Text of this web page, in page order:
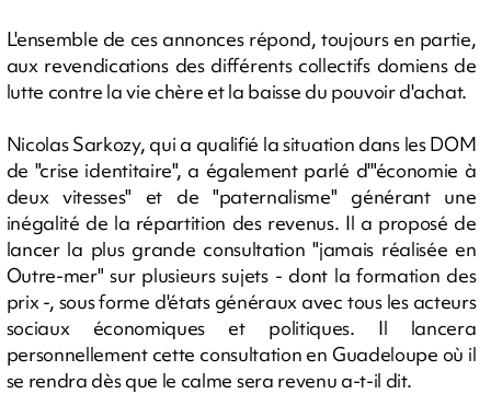
L'ensemble de ces annonces répond, toujours en partie,
aux revendications des différents collectifs domiens de
lutte contre la vie chère et la baisse du pouvoir d'achat.
Nicolas Sarkozy, qui a qualifié la situation dans les DOM
de "crise identitaire", a également parlé d'"économie à
deux vitesses" et de "paternalisme" générant une
inégalité de la répartition des revenus. Il a proposé de
lancer la plus grande consultation "jamais réalisée en
Outre-mer" sur plusieurs sujets - dont la formation des
prix -, sous forme d'états généraux avec tous les acteurs
sociaux économiques et politiques. Il lancera
personnellement cette consultation en Guadeloupe où il
se rendra dès que le calme sera revenu a-t-il dit.